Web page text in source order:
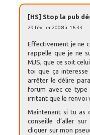
[HS] Stop la pub
29 février 2008 à 16:33
Effectivement je ne
rappelle que je ne
MJS, que ce soit
toi que ça
arrêter le délire
forum avec ce type
irritant que le renvoi
Maintenant si tu as
conseille d’aller
cliquer sur mon